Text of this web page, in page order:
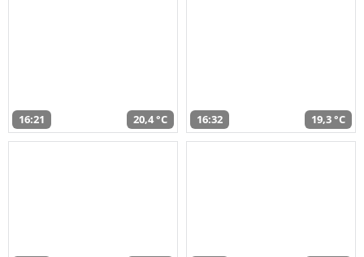
16:21 20,4 °C 16:32 19,3 °C